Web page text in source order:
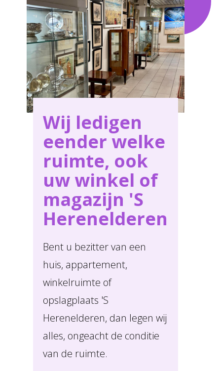
voor al uw behoeften in 'S Herenelderen
.
Wij ledigen
eender welke
ruimte, ook
uw winkel of
magazijn 'S
Herenelderen
Bent u bezitter van een
huis, appartement,
winkelruimte of
opslagplaats 'S
Herenelderen, dan legen wij
alles, ongeacht de conditie
van de ruimte.